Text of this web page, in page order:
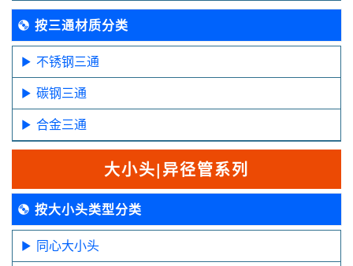
按三通材质分类
不锈钢三通
碳钢三通
合金三通
大小头|异径管系列
按大小头类型分类
同心大小头